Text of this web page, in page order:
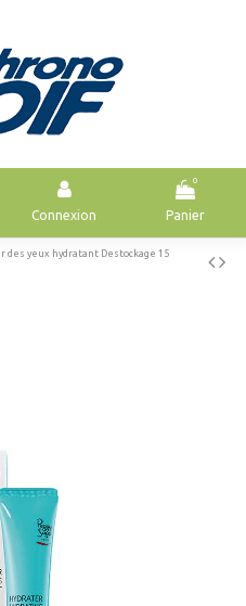
Connexion
0
Panier
des yeux hydratant Destockage 15